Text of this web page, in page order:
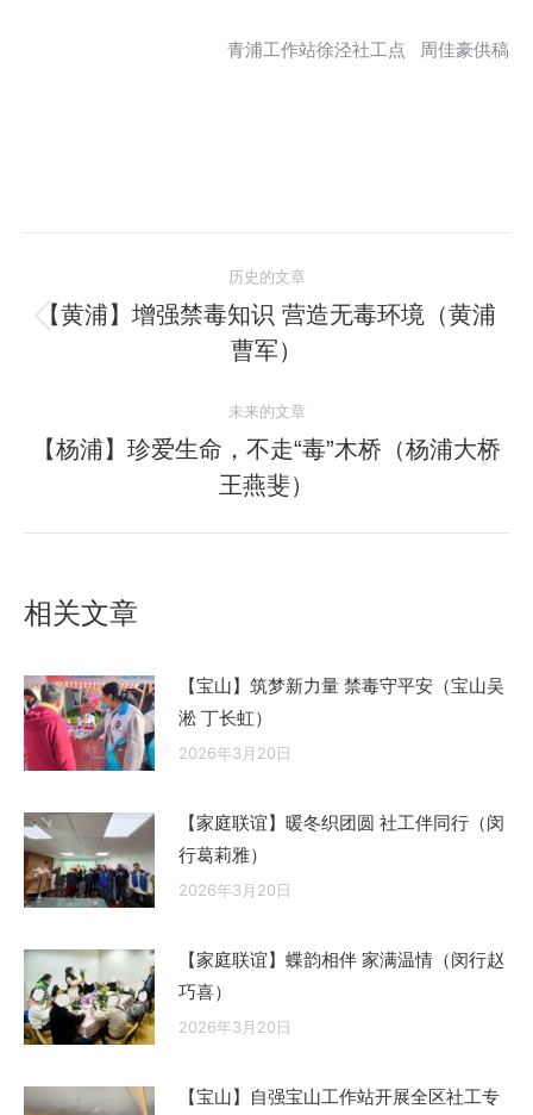
青浦工作站徐泾社工点 周佳豪供稿
章
历史的文章
历
史
章：
【黄浦】增强禁毒知识 营造无毒环境（黄浦
曹军）
未来的文章
未
来
的
【杨浦】珍爱生命，不走“毒”木桥（杨浦大桥
王燕斐）
相关文章
【宝山】筑梦新力量 禁毒守平安（宝山吴
淞 丁长虹）
2026年3月20日
【家庭联谊】暖冬织团圆 社工伴同行（闵
行葛莉雅）
2026年3月20日
【家庭联谊】蝶韵相伴 家满温情（闵行赵
巧喜）
2026年3月20日
【宝山】自强宝山工作站开展全区社工专